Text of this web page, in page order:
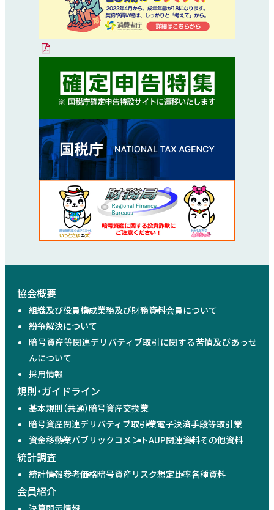
協会概要
組織及び役員構成業務及び財務資料会員について
紛争解決について
暗号資産等関連デリバティブ取引に関する苦情及びあっせ
んについて
採用情報
規則・ガイドライン
基本規則（共通）暗号資産交換業
暗号資産関連デリバティブ取引業電子決済手段等取引業
資金移動業パブリックコメントAUP関連資料その他資料
統計調査
統計情報参考価格暗号資産リスク想定比率各種資料
会員紹介